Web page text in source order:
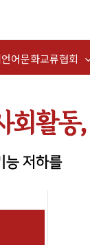
어문화교류협회